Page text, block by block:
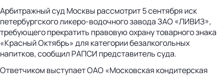
Арбитражный суд Москвы рассмотрит 5 сентября иск
петербургского ликеро-водочного завода ЗАО «ЛИВИЗ»,
требующего прекратить правовую охрану товарного знака
«Красный Октябрь» для категории безалкогольных
напитков, сообщил РАПСИ представитель суда.
Ответчиком выступает ОАО «Московская кондитерская